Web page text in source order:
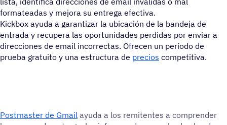
formateadas y mejora su entrega efectiva.
Kickbox ayuda a garantizar la ubicación de la bandeja de
entrada y recupera las oportunidades perdidas por enviar a
direcciones de email incorrectas. Ofrecen un período de
prueba gratuito y una estructura de precios competitiva.
Post­mas­ter de Gmail ayuda a los remi­ten­tes a compren­der